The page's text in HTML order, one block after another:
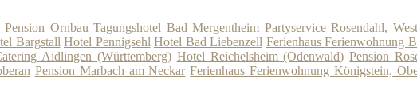
Pension Ornbau Tagungshotel Bad Mergentheim Partyservice Rosendahl,
Bargstall Hotel Pennigsehl Hotel Bad Liebenzell Ferienhaus Ferienwohnung
Aidlingen (Württemberg) Hotel Reichelsheim (Odenwald) Pension
Pension Marbach am Neckar Ferienhaus Ferienwohnung Königstein,